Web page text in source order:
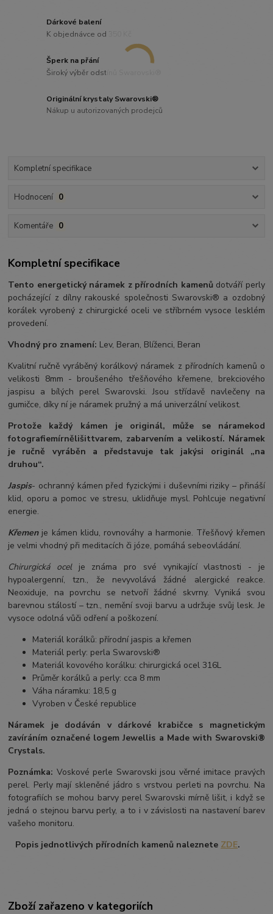
Dárkové balení
K objednávce od 350 Kč
Šperk na přání
Široký výběr odstínů Swarovski®
Originální krystaly Swarovski®
Nákup u autorizovaných prodejců
Kompletní specifikace
Hodnocení 0
Komentáře 0
Kompletní specifikace
Tento energetický náramek z přírodních kamenů dotváří perly
pocházející z dílny rakouské společnosti Swarovski® a ozdobný
korálek vyrobený z chirurgické oceli ve stříbrném vysoce lesklém
provedení.
Vhodný pro znamení: Lev, Beran, Blíženci, Beran
Kvalitní ručně vyráběný korálkový náramek z přírodních kamenů o
velikosti 8mm - broušeného třešňového křemene, brekciového
jaspisu a bílých perel Swarovski. Jsou střídavě navlečeny na
gumičce, díky ní je náramek pružný a má univerzální velikost.
Protože každý kámen je originál, může se náramekod
fotografiemírnělišittvarem, zabarvením a velikostí. Náramek
je ručně vyráběn a představuje tak jakýsi originál „na
druhou“.
Jaspis- ochranný kámen před fyzickými i duševními riziky – přináší
klid, oporu a pomoc ve stresu, uklidňuje mysl. Pohlcuje negativní
energie.
Křemenje kámen klidu, rovnováhy a harmonie. Třešňový křemen
je velmi vhodný při meditacích či józe, pomáhá sebeovládání.
Chirurgická ocelje známa pro své vynikající vlastnosti - je
hypoalergenní, tzn., že nevyvolává žádné alergické reakce.
Neoxiduje, na povrchu se netvoří žádné skvrny. Vyniká svou
barevnou stálostí – tzn., nemění svoji barvu a udržuje svůj lesk. Je
vysoce odolná vůči odření a poškození.
Materiál korálků: přírodní jaspis a křemen
Materiál perly: perla Swarovski®
Materiál kovového korálku: chirurgická ocel 316L
Průměr korálků a perly: cca 8 mm
Váha náramku: 18,5 g
Vyroben v České republice
Náramek je dodáván v dárkové krabičce s magnetickým
zavíráním označené logem Jewellis a Made with Swarovski®
Crystals.
Poznámka: Voskové perle Swarovski jsou věrné imitace pravých
perel. Perly mají skleněné jádro s vrstvou perleti na povrchu. Na
fotografiích se mohou barvy perel Swarovski mírně lišit, i když se
jedná o stejnou barvu perly, a to i v závislosti na nastavení barev
vašeho monitoru.
Popis jednotlivých přírodních kamenů naleznete ZDE.
Zboží zařazeno v kategoriích